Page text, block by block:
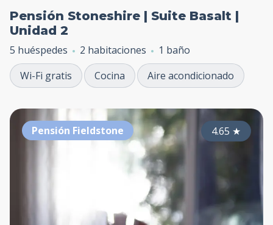
Pensión Stoneshire | Suite Basalt |
Unidad 2
5 huéspedes 2 habitaciones
1 baño
Wi-Fi gratis
Cocina Aire acondicionado
Pensión Fieldstone 4.65 ★